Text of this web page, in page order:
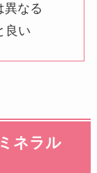
異なる
良い
ネラル